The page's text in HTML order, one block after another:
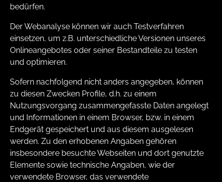
bedürfen.
Der Webanalyse können wir auch Testverfahren
einsetzen, um z.B. unterschiedliche Versionen unseres
Onlineangebotes oder seiner Bestandteile zu testen
und optimieren.
Sofern nachfolgend nicht anders angegeben, können
zu diesen Zwecken Profile, d.h. zu einem
Nutzungsvorgang zusammengefasste Daten angelegt
und Informationen in einem Browser, bzw. in einem
Endgerät gespeichert und aus diesem ausgelesen
werden. Zu den erhobenen Angaben gehören
insbesondere besuchte Webseiten und dort genutzte
Elemente sowie technische Angaben, wie der
verwendete Browser, das verwendete